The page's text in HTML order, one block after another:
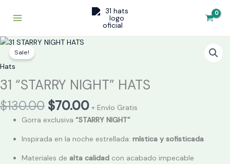
Sale!
Hats
31 “STARRY NIGHT” HATS
$130.00
Original
$130.00.
$70.00
$70.00.
+ Envío Gratis
Gorra exclusiva “STARRY NIGHT”
Inspirada en la noche estrellada: mística y sofisticada
Materiales de alta calidad con acabado impecable
31
"STARRY
NIGHT"
quantity